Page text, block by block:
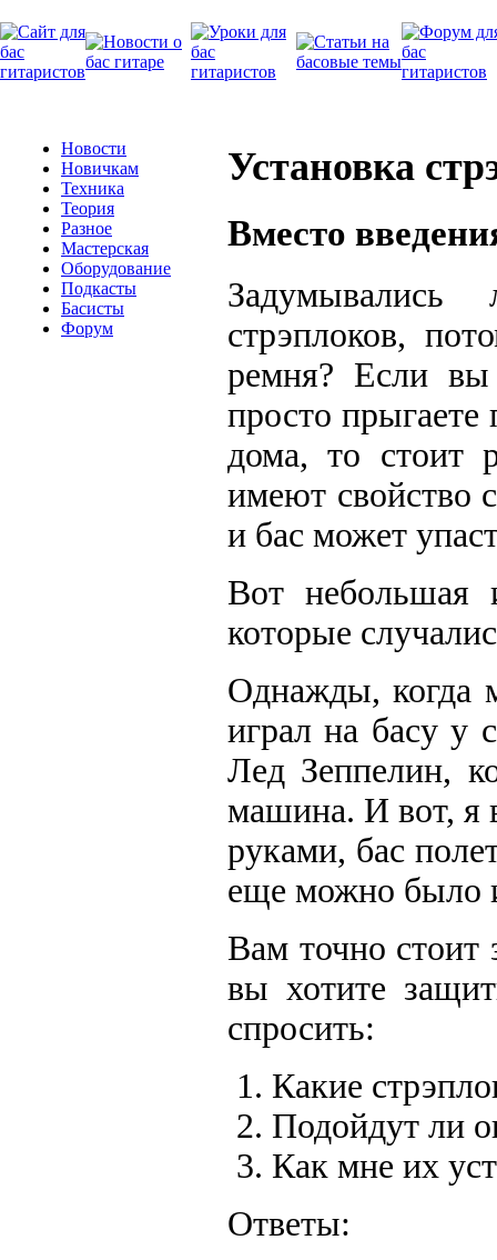
Новости
Новичкам
Техника
Теория
Разное
Мастерская
Оборудование
Подкасты
Басисты
Форум
Установка
Вместо
стрэплоков,
ремня? Если вы
просто
дома, то стоит
имеют свойство
и бас может
Вот небольшая
которые
Однажды, когда
играл на басу у
Лед Зеппелин,
машина. И вот, я
руками, бас
еще можно было
Вам точно стоит
вы хотите
спросить:
Какие
Подойдут ли
Как мне их
Ответы: